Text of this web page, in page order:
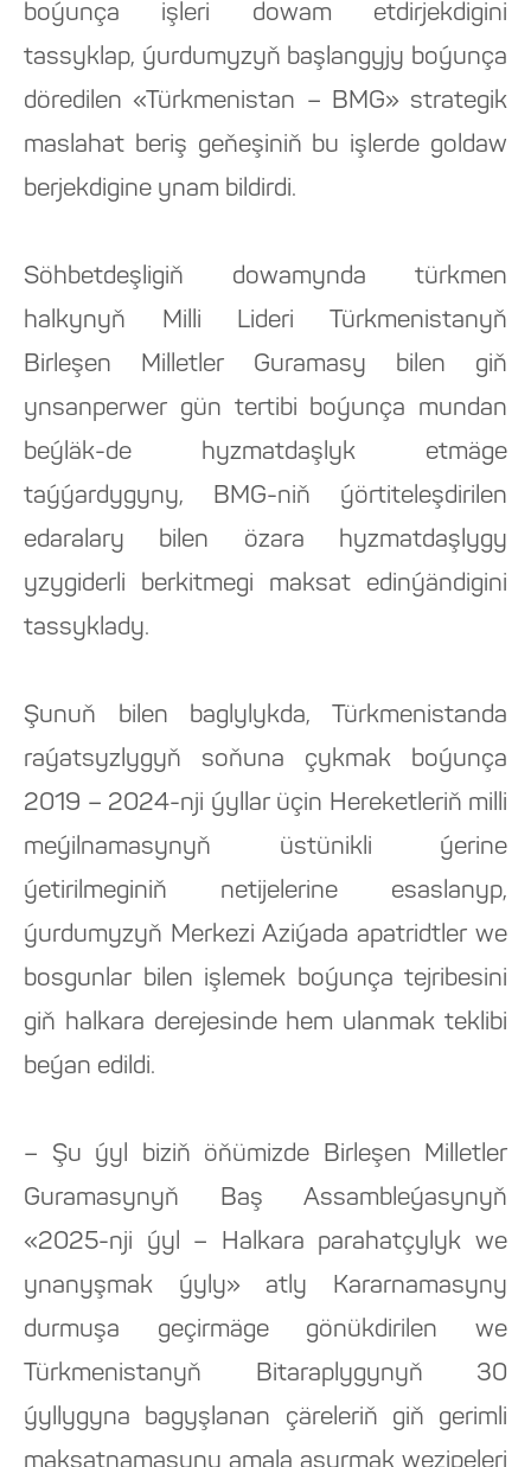
boýunça işleri dowam etdirjekdigini
tassyklap, ýurdumyzyň başlangyjy boýunça
döredilen «Türkmenistan – BMG» strategik
maslahat beriş geňeşiniň bu işlerde goldaw
berjekdigine ynam bildirdi.
Söhbetdeşligiň dowamynda türkmen
halkynyň Milli Lideri Türkmenistanyň
Birleşen Milletler Guramasy bilen giň
ynsanperwer gün tertibi boýunça mundan
beýläk-de hyzmatdaşlyk etmäge
taýýardygyny, BMG-niň ýörtiteleşdirilen
edaralary bilen özara hyzmatdaşlygy
yzygiderli berkitmegi maksat edinýändigini
tassyklady.
Şunuň bilen baglylykda, Türkmenistanda
raýatsyzlygyň soňuna çykmak boýunça
2019 – 2024-nji ýyllar üçin Hereketleriň milli
meýilnamasynyň üstünikli ýerine
ýetirilmeginiň netijelerine esaslanyp,
ýurdumyzyň Merkezi Aziýada apatridtler we
bosgunlar bilen işlemek boýunça tejribesini
giň halkara derejesinde hem ulanmak teklibi
beýan edildi.
– Şu ýyl biziň öňümizde Birleşen Milletler
Guramasynyň Baş Assambleýasynyň
«2025-nji ýyl – Halkara parahatçylyk we
ynanyşmak ýyly» atly Kararnamasyny
durmuşa geçirmäge gönükdirilen we
Türkmenistanyň Bitaraplygynyň 30
ýyllygyna bagyşlanan çäreleriň giň gerimli